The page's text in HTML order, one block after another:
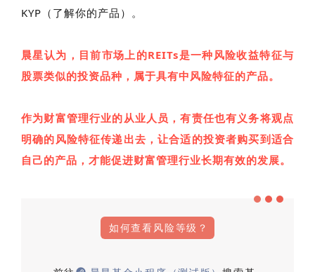
KYP（了解你的产品）。
晨星认为，目前市场上的REITs是一种风险收益特征与
股票类似的投资品种，属于具有中风险特征的产品。
作为财富管理行业的从业人员，有责任也有义务将观点
明确的风险特征传递出去，让合适的投资者购买到适合
自己的产品，才能促进财富管理行业长期有效的发展。
如何查看风险等级？